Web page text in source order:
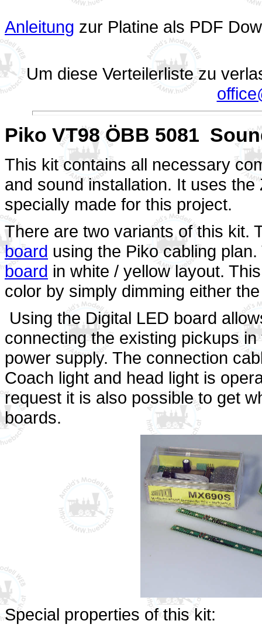
Anleitung zur Platine als PDF
Um diese Verteilerliste zu
Piko VT98 ÖBB 5081
This kit contains all necessary
and sound installation. It uses
specially made for this project.
There are two variants of this kit.
board using the Piko cabling
board in white / yellow layout.
color by simply dimming either
Using the Digital LED board
connecting the existing pickups
power supply. The connection
Coach light and head light is
request it is also possible to get
boards.
Special properties of this kit: